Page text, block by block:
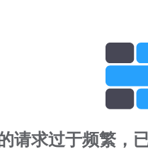
请求过于频繁，